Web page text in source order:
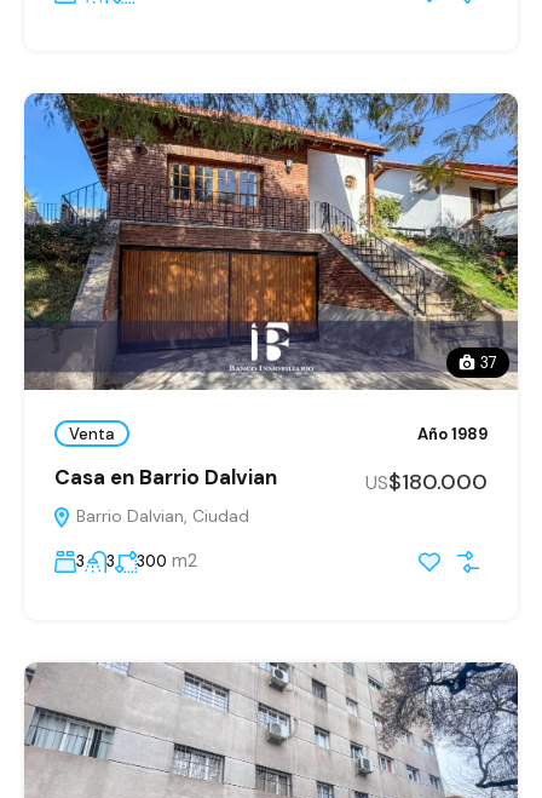
37
Venta Año 1989
Casa en Barrio Dalvian
Barrio Dalvian, Ciudad
US$180.000
3 3 300 m2